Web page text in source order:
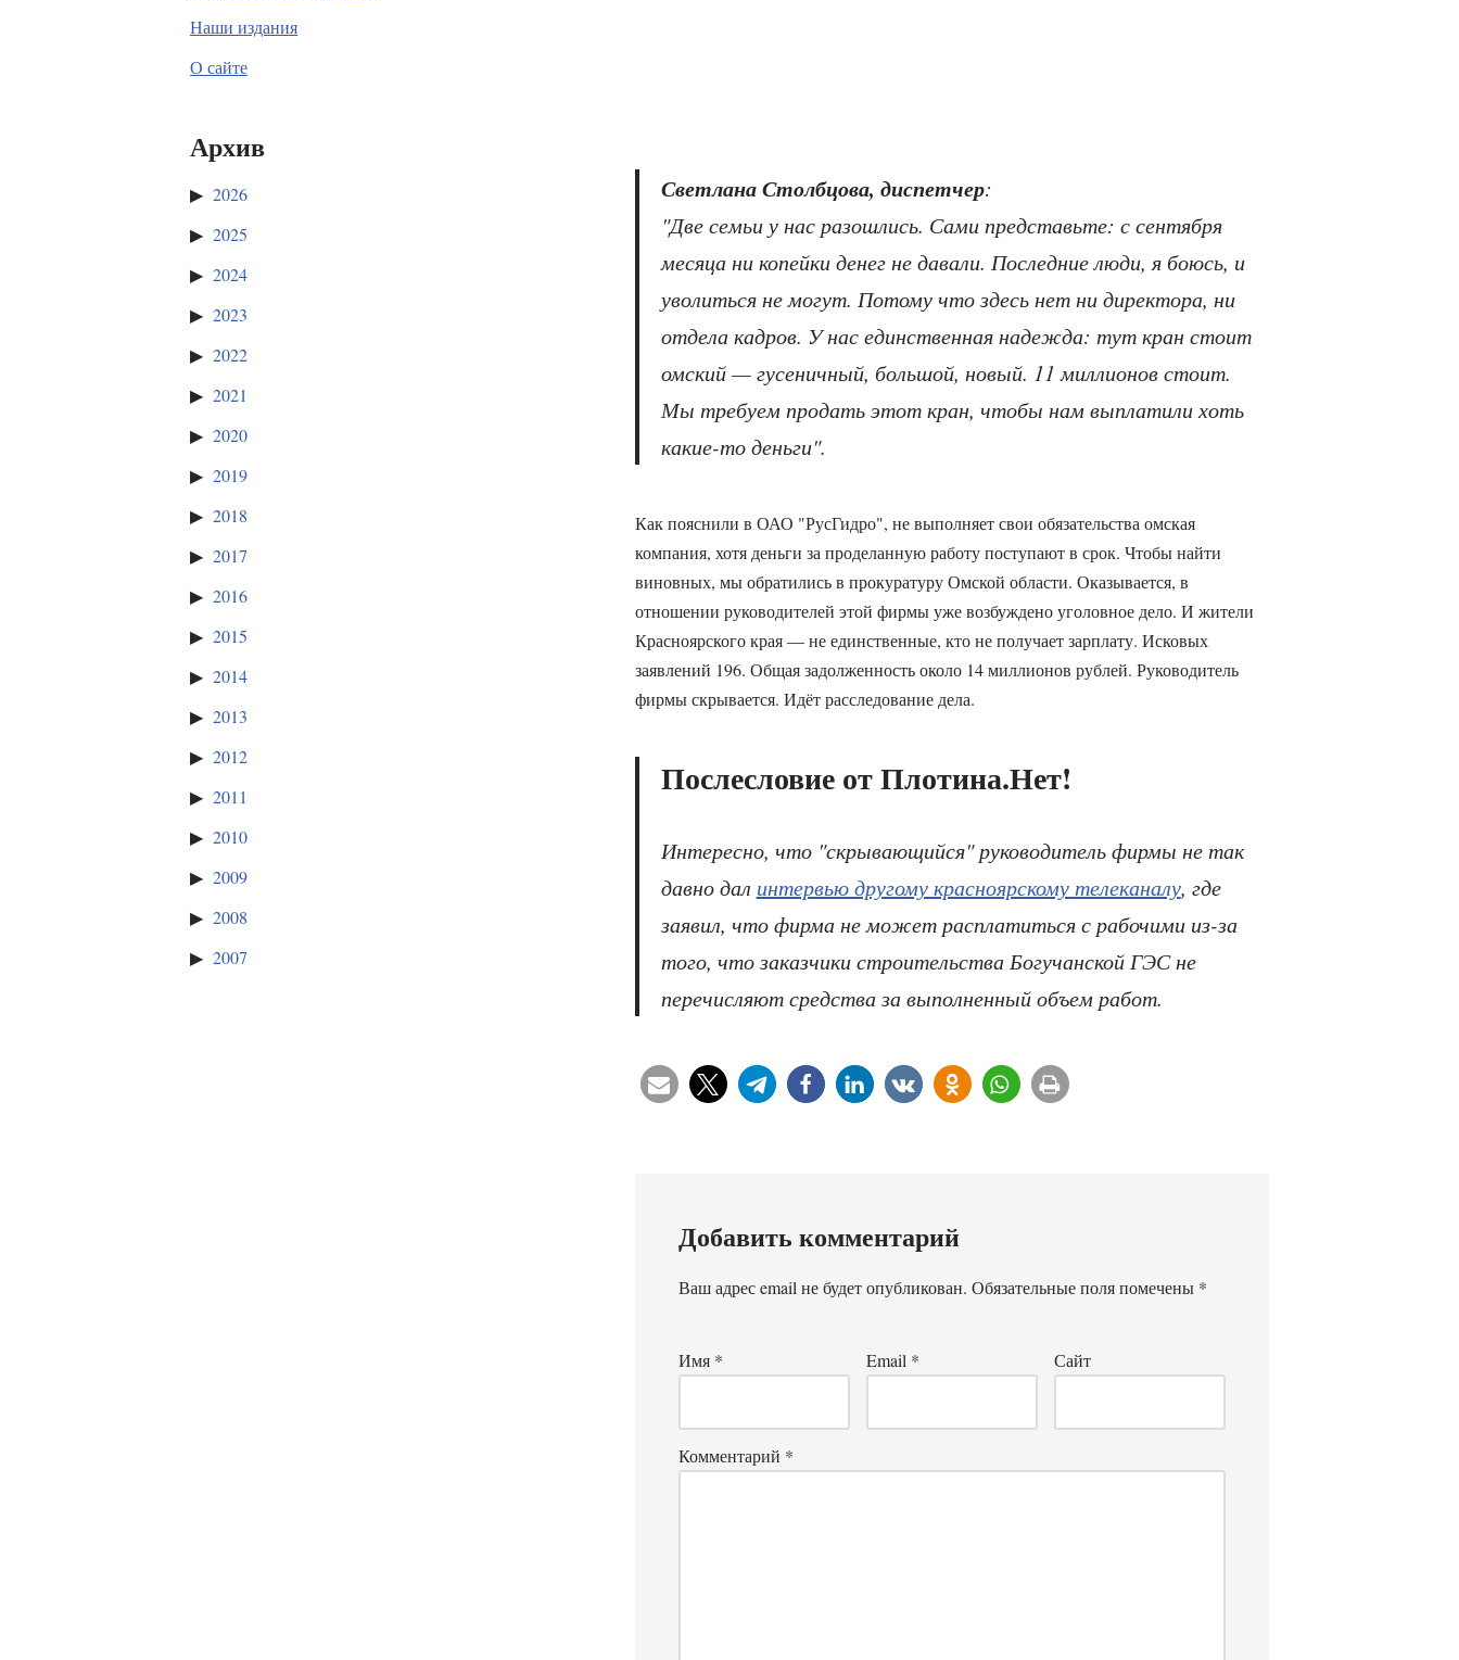
Наши издания
О сайте
Архив
2026
2025
2024
2023
2022
2021
2020
2019
2018
2017
2016
2015
2014
2013
2012
2011
2010
2009
2008
2007
Светлана Столбцова, диспетчер:
"Две семьи у нас разошлись. Сами представьте: с сентября
месяца ни копейки денег не давали. Последние люди, я боюсь, и
уволиться не могут. Потому что здесь нет ни директора, ни
отдела кадров. У нас единственная надежда: тут кран стоит
омский — гусеничный, большой, новый. 11 миллионов стоит.
Мы требуем продать этот кран, чтобы нам выплатили хоть
какие-то деньги".
Как пояснили в ОАО "РусГидро", не выполняет свои обязательства омская
компания, хотя деньги за проделанную работу поступают в срок. Чтобы найти
виновных, мы обратились в прокуратуру Омской области. Оказывается, в
отношении руководителей этой фирмы уже возбуждено уголовное дело. И жители
Красноярского края — не единственные, кто не получает зарплату. Исковых
заявлений 196. Общая задолженность около 14 миллионов рублей. Руководитель
фирмы скрывается. Идёт расследование дела.
Послесловие от Плотина.Нет!
Интересно, что "скрывающийся" руководитель фирмы не так
давно дал интервью другому красноярскому телеканалу, где
заявил, что фирма не может расплатиться с рабочими из-за
того, что заказчики строительства Богучанской ГЭС не
перечисляют средства за выполненный объем работ.
Добавить комментарий
Ваш адрес email не будет опубликован. Обязательные поля помечены *
Имя * Email * Сайт
Комментарий *